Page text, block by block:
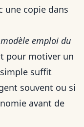
une copie dans
modèle emploi du
pour motiver un
suffit
souvent ou si
avant de